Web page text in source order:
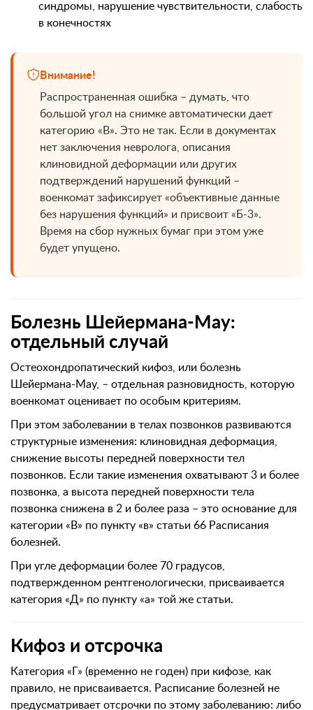
синдромы, нарушение чувствительности, слабость
в конечностях
Внимание!
Распространенная ошибка – думать, что
большой угол на снимке автоматически дает
категорию «В». Это не так. Если в документах
нет заключения невролога, описания
клиновидной деформации или других
подтверждений нарушений функций –
военкомат зафиксирует «объективные данные
без нарушения функций» и присвоит «Б-3».
Время на сбор нужных бумаг при этом уже
будет упущено.
Болезнь Шейермана-Мау:
отдельный случай
Остеохондропатический кифоз, или болезнь
Шейермана-Мау, – отдельная разновидность, которую
военкомат оценивает по особым критериям.
При этом заболевании в телах позвонков развиваются
структурные изменения: клиновидная деформация,
снижение высоты передней поверхности тел
позвонков. Если такие изменения охватывают 3 и более
позвонка, а высота передней поверхности тела
позвонка снижена в 2 и более раза – это основание для
категории «В» по пункту «в» статьи 66 Расписания
болезней.
При угле деформации более 70 градусов,
подтвержденном рентгенологически, присваивается
категория «Д» по пункту «а» той же статьи.
Кифоз и отсрочка
Категория «Г» (временно не годен) при кифозе, как
правило, не присваивается. Расписание болезней не
предусматривает отсрочки по этому заболеванию: либо